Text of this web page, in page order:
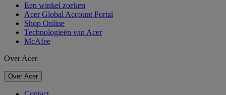
Een winkel zoeken
Acer Global Account Portal
Shop Online
Technologieën van Acer
McAfee
Over Acer
Over Acer